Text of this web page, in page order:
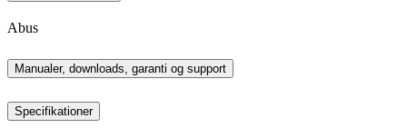
Abus
Manualer, downloads, garanti og support
Specifikationer